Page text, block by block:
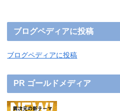
ブログペディアに投稿
ブログペディアに投稿
PR ゴールドメディア